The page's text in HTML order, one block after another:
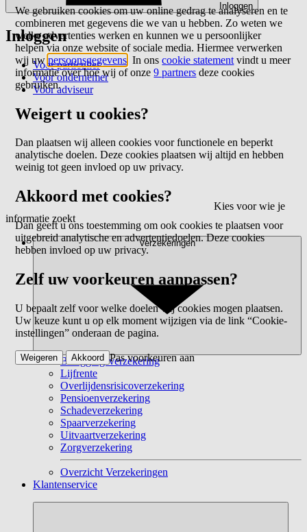
Inloggen
Inloggen
Voor particulier
Voor ondernemer
Voor adviseur
Kies voor wie je
informatie zoekt
Verzekeringen
Beleggingsverzekering
Lijfrente
Overlijdensrisicoverzekering
Pensioenverzekering
Schadeverzekering
Spaarverzekering
Uitvaartverzekering
Zorgverzekering
Overzicht Verzekeringen
Klantenservice
We gebruiken cookies om uw online gedrag te analyseren en te
combineren met gegevens die we van u hebben. Zo weten we
welke advertenties werken en kunnen we u persoonlijker
helpen via onze website of sociale media. Hiermee verwerken
wij uwpersoonsgegevens . In onscookie statement vindt u meer
informatie over hoe wij of onze9 partners deze cookies
gebruiken.
Weigert u cookies?
Dan plaatsen wij alleen cookies voor functionele en beperkt
analytische doelen. Deze cookies plaatsen wij altijd en hebben
weinig tot geen invloed op uw privacy.
Akkoord met cookies?
Dan geeft u ons toestemming om ook cookies te plaatsen voor
uitgebreid analytische en advertentiedoelen. Deze cookies
hebben invloed op uw privacy.
Zelf uw voorkeuren aanpassen?
U bepaalt zelf voor welke doelen wij cookies mogen plaatsen.
Uw keuze kunt u op elk moment wijzigen via de link “Cookie-
instellingen” onderaan de pagina.
Pas voorkeuren aan
Weigeren Akkoord